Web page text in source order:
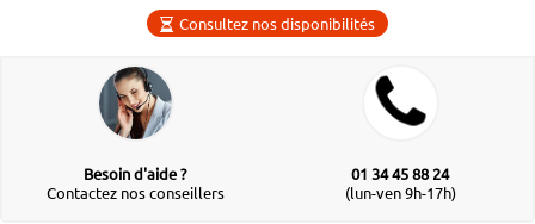
Consultez nos disponibilités
Besoin d'aide ?
Contactez nos conseillers
01 34 45 88 24
(lun-ven 9h-17h)